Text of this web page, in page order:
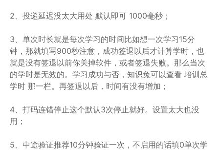
2、投递延迟没太大用处 默认即可 1000毫秒；
3、单次时长就是每次学习的时间比如想一次学习15分
钟，那就填写900秒注意，成功签退以后才计算学时，也
就是没有签退以前你关掉软件，或者签退失败。那么当次
的学时是无效的。学习成功与否，知识兔可以查看 培训总
学时 那一栏。再签退以后，时间有没有增加；
4、打码连错停止这个默认3次停止就好。设置太大也没
用；
5、中途验证推荐10分钟验证一次，不启用的话填0单次学